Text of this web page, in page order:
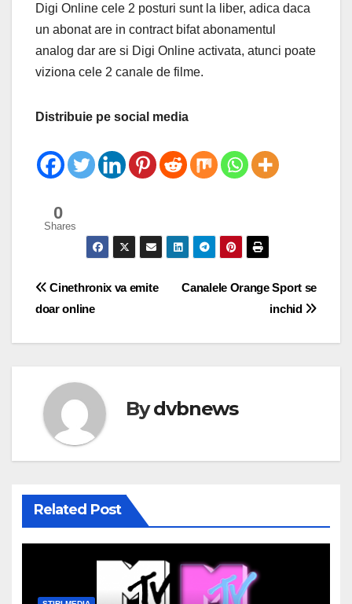
Digi Online cele 2 posturi sunt la liber, adica daca
un abonat are in contract bifat abonamentul
analog dar are si Digi Online activata, atunci poate
viziona cele 2 canale de filme.
Distribuie pe social media
0
Shares
Post
Canalele Orange Sport se
inchid
Cinethronix va emite
doar online
Bydvbnews
Related Post